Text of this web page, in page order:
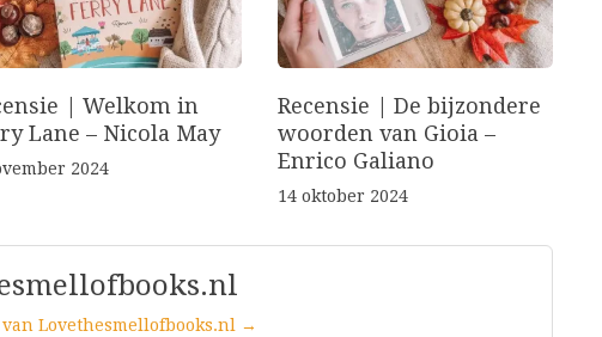
| Welkom in
Lane – Nicola May
2024
Recensie | De bijzondere
woorden van Gioia –
Enrico Galiano
14 oktober 2024
Lovethesmellofbooks.nl →